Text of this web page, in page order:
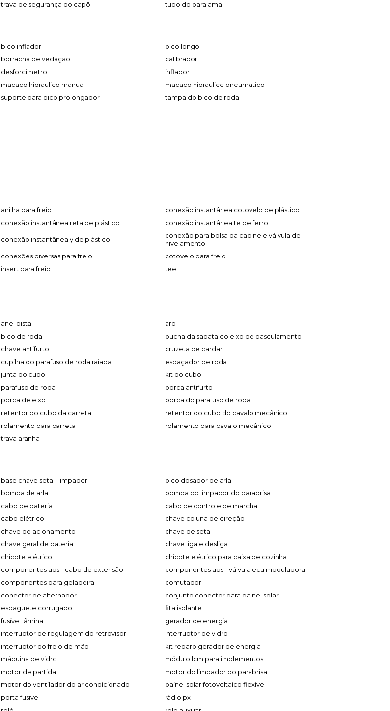
trava de segurança do capô tubo do paralama
bico inflador
bico longo
borracha de vedação
calibrador
desforcimetro
inflador
macaco hidraulico manual
macaco hidraulico pneumatico
suporte para bico prolongador
tampa do bico de roda
anilha para freio
conexão instantânea cotovelo de plástico
conexão instantânea reta de plástico conexão instantânea te de ferro
conexão instantânea y de plástico
conexão para bolsa da cabine e válvula de
nivelamento
conexões diversas para freio
cotovelo para freio
insert para freio
tee
anel pista
aro
bico de roda
bucha da sapata do eixo de basculamento
chave antifurto
cruzeta de cardan
cupilha do parafuso de roda raiada
espaçador de roda
junta do cubo
kit do cubo
parafuso de roda
porca antifurto
porca de eixo
porca do parafuso de roda
retentor do cubo da carreta
retentor do cubo do cavalo mecânico
rolamento para carreta
rolamento para cavalo mecânico
trava aranha
base chave seta - limpador
bico dosador de arla
bomba de arla
bomba do limpador do parabrisa
cabo de bateria
cabo de controle de marcha
cabo elétrico
chave coluna de direção
chave de acionamento
chave de seta
chave geral de bateria
chave liga e desliga
chicote elétrico
chicote elétrico para caixa de cozinha
componentes abs - cabo de extensão
componentes abs - válvula ecu moduladora
componentes para geladeira
comutador
conector de alternador
conjunto conector para painel solar
espaguete corrugado
fita isolante
fusível lâmina
gerador de energia
interruptor de regulagem do retrovisor
interruptor de vidro
interruptor do freio de mão
kit reparo gerador de energia
máquina de vidro
módulo lcm para implementos
motor de partida
motor do limpador do parabrisa
motor do ventilador do ar condicionado
painel solar fotovoltaico flexivel
porta fusivel
rádio px